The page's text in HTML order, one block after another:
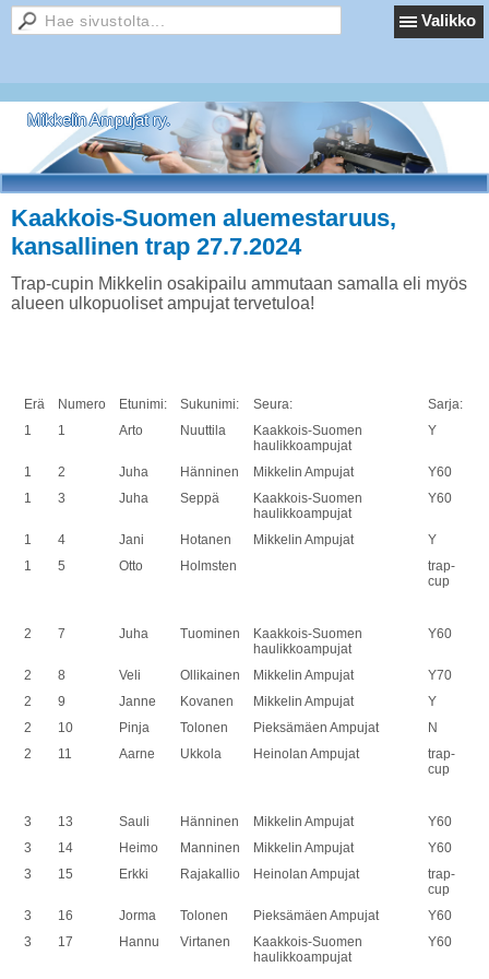
Valikko
Mikkelin Ampujat ry.
Kaakkois-Suomen aluemestaruus,
kansallinen trap 27.7.2024
Trap-cupin Mikkelin osakipailu ammutaan samalla eli myös
alueen ulkopuoliset ampujat tervetuloa!
Erä Numero Etunimi: Sukunimi: Seura:
Sarja:
1
1 Arto Nuuttila
Kaakkois-Suomen
haulikkoampujat
Y
1 2 Juha Hänninen Mikkelin Ampujat
Y60
1
3 Juha Seppä
Kaakkois-Suomen
haulikkoampujat
Y60
1 4 Jani Hotanen Mikkelin Ampujat
Y
1
5 Otto Holmsten
trap-
cup
2 7 Juha Tuominen
Kaakkois-Suomen
haulikkoampujat
Y60
2 8 Veli Ollikainen Mikkelin Ampujat
Y70
2
9 Janne Kovanen Mikkelin Ampujat
Y
2
10 Pinja Tolonen Pieksämäen Ampujat
N
2
11 Aarne Ukkola Heinolan Ampujat
trap-
cup
3 13 Sauli Hänninen Mikkelin Ampujat
Y60
3
14 Heimo Manninen Mikkelin Ampujat
Y60
3
15 Erkki Rajakallio Heinolan Ampujat
trap-
cup
3
16 Jorma Tolonen Pieksämäen Ampujat
Y60
3
17 Hannu Virtanen
Kaakkois-Suomen
haulikkoampujat
Y60